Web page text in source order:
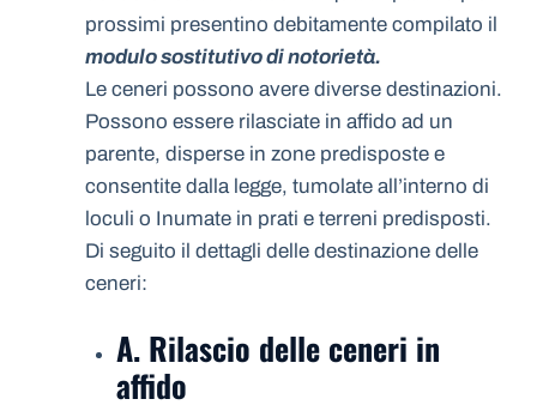
prossimi presentino debitamente compilato il
modulo sostitutivo di notorietà.
Le ceneri possono avere diverse destinazioni.
Possono essere rilasciate in affido ad un
parente, disperse in zone predisposte e
consentite dalla legge, tumolate all’interno di
loculi o Inumate in prati e terreni predisposti.
Di seguito il dettagli delle destinazione delle
ceneri:
A. Rilascio delle ceneri in
affido